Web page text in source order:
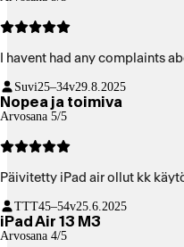
I havent had any complaints
Suvi25–34v29.8.2025
Nopea ja toimiva
Arvosana 5/5
Päivitetty iPad air ollut kk
TTT45–54v25.6.2025
iPad Air 13 M3
Arvosana 4/5